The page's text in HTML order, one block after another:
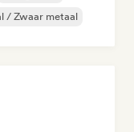
/ Zwaar metaal